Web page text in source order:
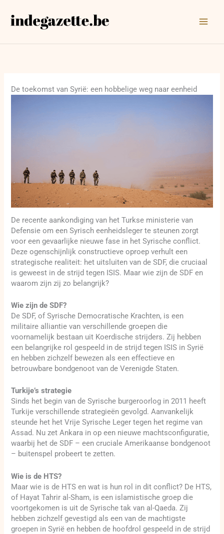
naar
De toekomst van Syrië: een hobbelige weg naar eenheid
De recente aankondiging van het Turkse ministerie van
Defensie om een Syrisch eenheidsleger te steunen zorgt
voor een gevaarlijke nieuwe fase in het Syrische conflict.
Deze ogenschijnlijk constructieve oproep verhult een
strategische realiteit: het uitsluiten van de SDF, die cruciaal
is geweest in de strijd tegen ISIS. Maar wie zijn de SDF en
waarom zijn zij zo belangrijk?
Wie zijn de SDF?
De SDF, of Syrische Democratische Krachten, is een
militaire alliantie van verschillende groepen die
voornamelijk bestaan uit Koerdische strijders. Zij hebben
een belangrijke rol gespeeld in de strijd tegen ISIS in Syrië
en hebben zichzelf bewezen als een effectieve en
betrouwbare bondgenoot van de Verenigde Staten.
Turkije’s strategie
Sinds het begin van de Syrische burgeroorlog in 2011 heeft
Turkije verschillende strategieën gevolgd. Aanvankelijk
steunde het het Vrije Syrische Leger tegen het regime van
Assad. Nu zet Ankara in op een nieuwe machtsconfiguratie,
waarbij het de SDF – een cruciale Amerikaanse bondgenoot
– buitenspel probeert te zetten.
Wie is de HTS?
Maar wie is de HTS en wat is hun rol in dit conflict? De HTS,
of Hayat Tahrir al-Sham, is een islamistische groep die
voortgekomen is uit de Syrische tak van al-Qaeda. Zij
hebben zichzelf gevestigd als een van de machtigste
groepen in Syrië en hebben de hoofdrol gespeeld in de strijd